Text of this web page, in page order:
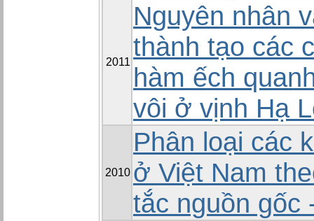
2011
Nguyên nhân
thành tạo các
hàm ếch
vôi ở vịnh Hạ
2010
Phân loại các
ở Việt Nam
tắc nguồn gốc